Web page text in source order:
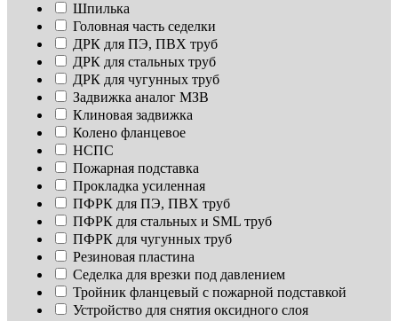
Шпилька
Головная часть седелки
ДРК для ПЭ, ПВХ труб
ДРК для стальных труб
ДРК для чугунных труб
Задвижка аналог МЗВ
Клиновая задвижка
Колено фланцевое
НСПС
Пожарная подставка
Прокладка усиленная
ПФРК для ПЭ, ПВХ труб
ПФРК для стальных и SML труб
ПФРК для чугунных труб
Резиновая пластина
Седелка для врезки под давлением
Тройник фланцевый с пожарной подставкой
Устройство для снятия оксидного слоя